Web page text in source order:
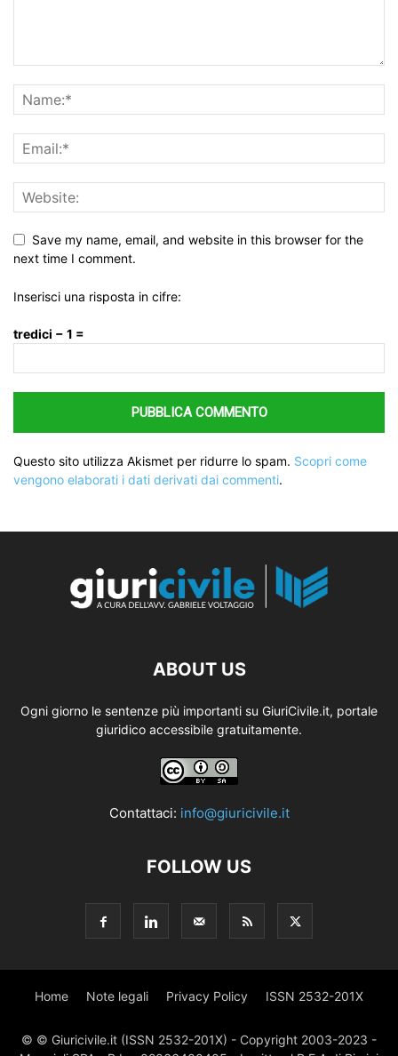
Save my name, email, and website in this browser for the
next time I comment.
Inserisci una risposta in cifre:
tredici − 1 =
Questo sito utilizza Akismet per ridurre lo spam. Scopri come
vengono elaborati i dati derivati dai commenti.
ABOUT US
Ogni giorno le sentenze più importanti su GiuriCivile.it, portale
giuridico accessibile gratuitamente.
Contattaci: info@giuricivile.it
FOLLOW US
Home Note legali Privacy Policy ISSN 2532-201X
© © Giuricivile.it (ISSN 2532-201X) - Copyright 2003-2023 -